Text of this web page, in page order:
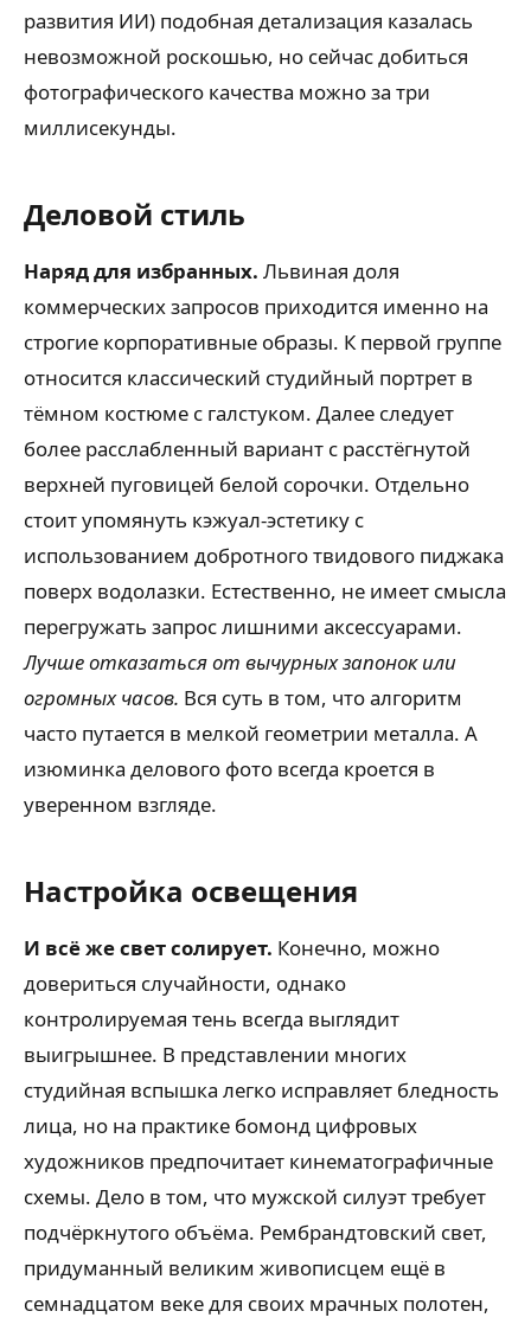
развития ИИ) подобная детализация казалась
невозможной роскошью, но сейчас добиться
фотографического качества можно за три
миллисекунды.
Деловой стиль
Наряд для избранных. Львиная доля
коммерческих запросов приходится именно на
строгие корпоративные образы. К первой группе
относится классический студийный портрет в
тёмном костюме с галстуком. Далее следует
более расслабленный вариант с расстёгнутой
верхней пуговицей белой сорочки. Отдельно
стоит упомянуть кэжуал-эстетику с
использованием добротного твидового пиджака
поверх водолазки. Естественно, не имеет смысла
перегружать запрос лишними аксессуарами.
Лучше отказаться от вычурных запонок или
огромных часов. Вся суть в том, что алгоритм
часто путается в мелкой геометрии металла. А
изюминка делового фото всегда кроется в
уверенном взгляде.
Настройка освещения
И всё же свет солирует. Конечно, можно
довериться случайности, однако
контролируемая тень всегда выглядит
выигрышнее. В представлении многих
студийная вспышка легко исправляет бледность
лица, но на практике бомонд цифровых
художников предпочитает кинематографичные
схемы. Дело в том, что мужской силуэт требует
подчёркнутого объёма. Рембрандтовский свет,
придуманный великим живописцем ещё в
семнадцатом веке для своих мрачных полотен,